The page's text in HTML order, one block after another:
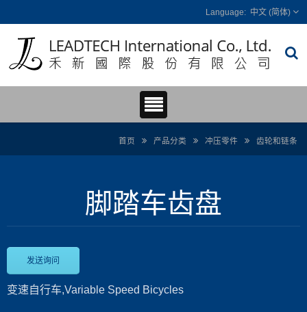
中文 (简体)
首页 产品分类 冲压零件 齿轮和链条
脚踏车齿盘
发送询问
变速自行车,Variable Speed Bicycles